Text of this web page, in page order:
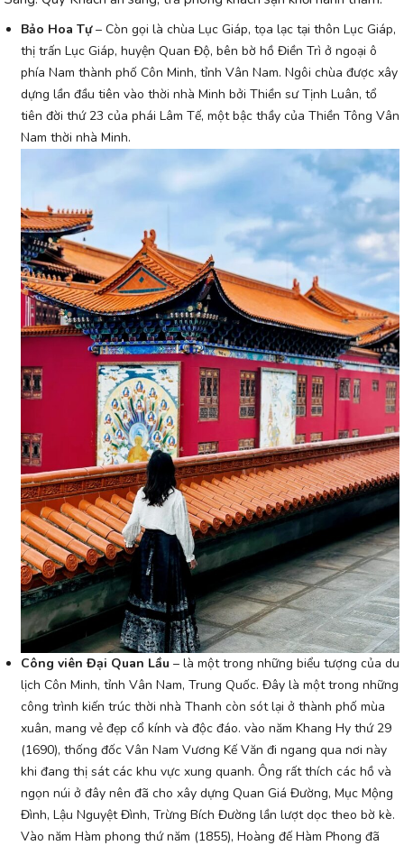
Bảo Hoa Tự– Còn gọi là chùa Lục Giáp, tọa lạc tại thôn Lục Giáp,
thị trấn Lục Giáp, huyện Quan Độ, bên bờ hồ Điền Trì ở ngoại ô
phía Nam thành phố Côn Minh, tỉnh Vân Nam. Ngôi chùa được xây
dựng lần đầu tiên vào thời nhà Minh bởi Thiền sư Tịnh Luân, tổ
tiên đời thứ 23 của phái Lâm Tế, một bậc thầy của Thiền Tông Vân
Nam thời nhà Minh.
Công viên Đại Quan Lầu – là một trong những biểu tượng của du
lịch Côn Minh, tỉnh Vân Nam, Trung Quốc. Đây là một trong những
công trình kiến trúc thời nhà Thanh còn sót lại ở thành phố mùa
xuân, mang vẻ đẹp cổ kính và độc đáo. vào năm Khang Hy thứ 29
(1690), thống đốc Vân Nam Vương Kế Văn đi ngang qua nơi này
khi đang thị sát các khu vực xung quanh. Ông rất thích các hồ và
ngọn núi ở đây nên đã cho xây dựng Quan Giá Đường, Mục Mộng
Đình, Lậu Nguyệt Đình, Trừng Bích Đường lần lượt dọc theo bờ kè.
Vào năm Hàm phong thứ năm (1855), Hoàng đế Hàm Phong đã